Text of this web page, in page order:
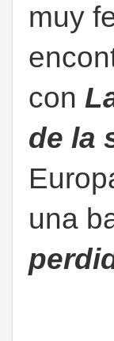
muy
con
de la
una